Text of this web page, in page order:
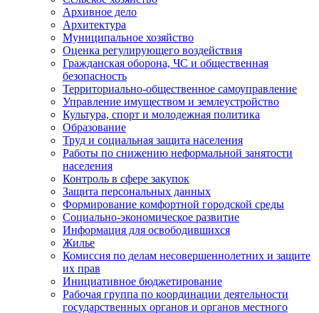
Архивное дело
Архитектура
Муниципальное хозяйство
Оценка регулирующего воздействия
Гражданская оборона, ЧС и общественная
безопасность
Территориально-общественное самоуправление
Управление имуществом и землеустройство
Культура, спорт и молодежная политика
Образование
Труд и социальная защита населения
Работы по снижению неформальной занятости
населения
Контроль в сфере закупок
Защита персональных данных
Формирование комфортной городской среды
Социально-экономическое развитие
Информация для освободившихся
Жилье
Комиссия по делам несовершеннолетних и защите
их прав
Инициативное бюджетирование
Рабочая группа по координации деятельности
государственных органов и органов местного